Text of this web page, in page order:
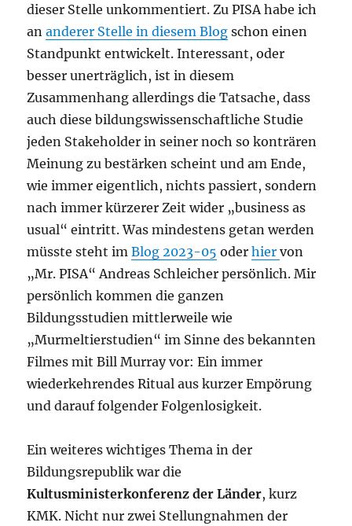
dieser Stelle unkommentiert. Zu PISA habe ich
ananderer Stelle in diesem Blog schon einen
Standpunkt entwickelt. Interessant, oder
besser unerträglich, ist in diesem
Zusammenhang allerdings die Tatsache, dass
auch diese bildungswissenschaftliche Studie
jeden Stakeholder in seiner noch so konträren
Meinung zu bestärken scheint und am Ende,
wie immer eigentlich, nichts passiert, sondern
nach immer kürzerer Zeit wider „business as
usual“ eintritt. Was mindestens getan werden
müsste steht imBlog 2023-05 oderhiervon
„Mr. PISA“ Andreas Schleicher persönlich. Mir
persönlich kommen die ganzen
Bildungsstudien mittlerweile wie
„Murmeltierstudien“ im Sinne des bekannten
Filmes mit Bill Murray vor: Ein immer
wiederkehrendes Ritual aus kurzer Empörung
und darauf folgender Folgenlosigkeit.
Ein weiteres wichtiges Thema in der
Bildungsrepublik war die
Kultusministerkonferenz der Länder, kurz
KMK. Nicht nur zwei Stellungnahmen der